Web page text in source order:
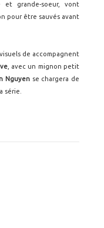
et grande-soeur, vont
pour être sauvés avant
de accompagnent
, avec un mignon petit
Nguyen se chargera de
série.